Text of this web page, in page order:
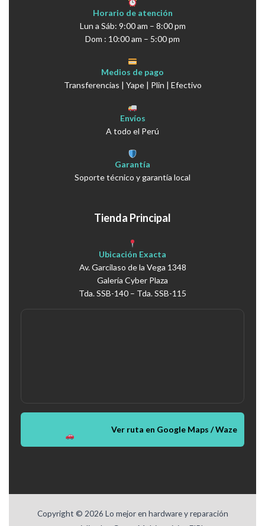
Horario de atención
Lun a Sáb: 9:00 am – 8:00 pm
Dom : 10:00 am – 5:00 pm
Medios de pago
Transferencias | Yape | Plin | Efectivo
Envíos
A todo el Perú
Garantía
Soporte técnico y garantía local
Tienda Principal
Ubicación Exacta
Av. Garcilaso de la Vega 1348
Galería Cyber Plaza
Tda. SSB-140 – Tda. SSB-115
Ver ruta en Google Maps / Waze
Copyright © 2026 Lo mejor en hardware y reparación